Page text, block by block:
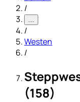
/
...
/
Westen
/
(158)